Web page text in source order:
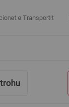
e Transportit